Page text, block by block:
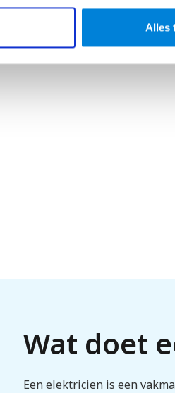
Alles
Wat doet
Een elektricien is een